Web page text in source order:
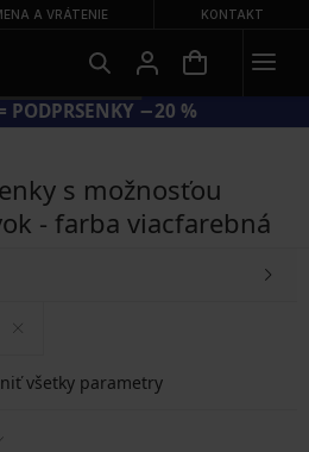
A VRÁTENIE KONTAKT
PODPRSENKY −20 %
s možnosťou
- farba viacfarebná
všetky parametry